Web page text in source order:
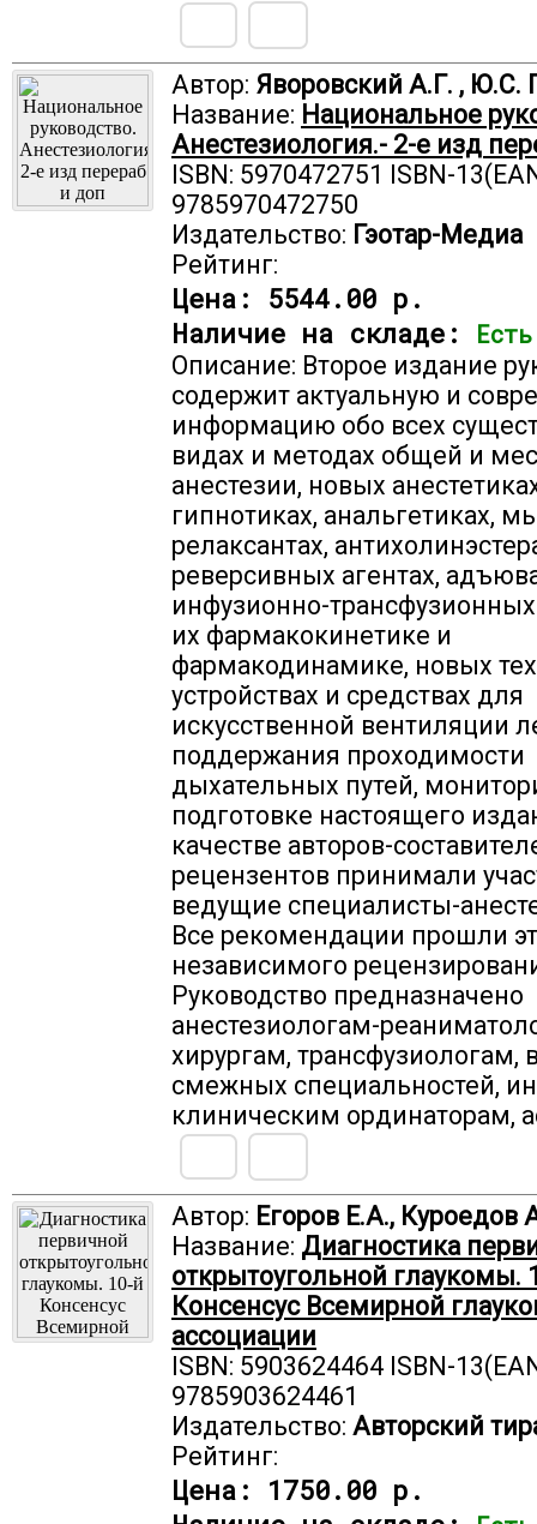
Автор: Яворовский А.Г. , Ю.С.
Название: Национальное
Анестезиология.- 2-е изд
ISBN: 5970472751 ISBN-
9785970472750
Издательство: Гэотар-Медиа
Рейтинг:
Цена: 5544.00 р.
Наличие на складе:
Описание: Второе издание
содержит актуальную и
информацию обо всех
видах и методах общей и
анестезии, новых
гипнотиках, анальгетиках,
релаксантах,
реверсивных агентах,
инфузионно-трансфузионных
их фармакокинетике и
фармакодинамике, новых
устройствах и средствах для
искусственной вентиляции
поддержания проходимости
дыхательных путей,
подготовке настоящего
качестве авторов-
рецензентов принимали
ведущие специалисты-
Все рекомендации прошли
независимого
Руководство предназначено
анестезиологам-
хирургам, трансфузиологам,
смежных специальностей,
клиническим ординаторам,
Автор: Егоров Е.А., Куроедов
Название: Диагностика
открытоугольной глаукомы.
Консенсус Всемирной
ассоциации
ISBN: 5903624464 ISBN-
9785903624461
Издательство: Авторский
Рейтинг:
Цена: 1750.00 р.